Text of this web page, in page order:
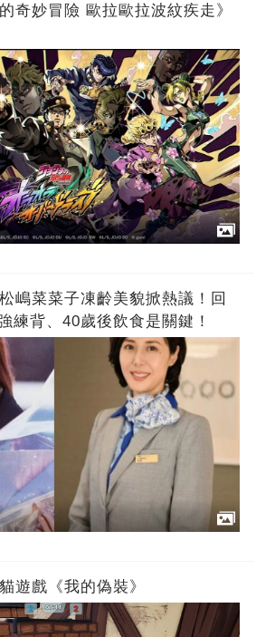
奇妙冒險 歐拉歐拉波紋疾走》
嶋菜菜子凍齡美貌掀熱議！回
練背、40歲後飲食是關鍵！
遊戲《我的偽裝》